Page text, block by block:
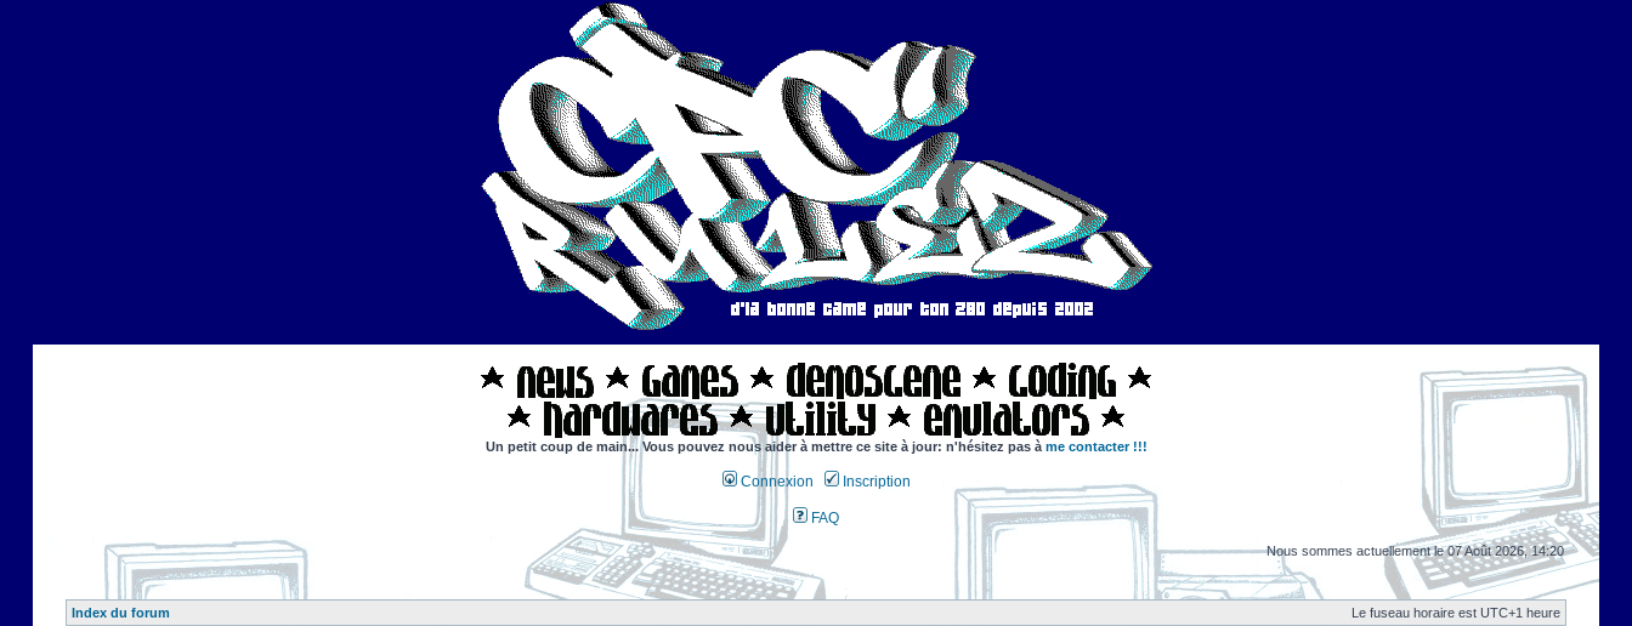
Un petit coup de main... Vous pouvez nous aider à mettre ce site à jour: n'hésitez pas à me contacter !!!
Connexion Inscription
FAQ
Nous sommes actuellement le 07 Août 2026, 14:20
Index du forum Le fuseau horaire est UTC+1 heure